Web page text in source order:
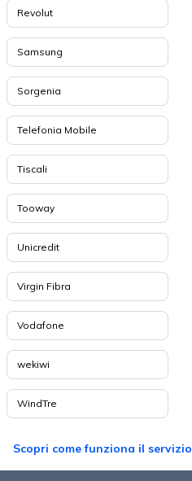
Revolut
Samsung
Sorgenia
Telefonia Mobile
Tiscali
Tooway
Unicredit
Virgin Fibra
Vodafone
wekiwi
WindTre
Scopri come funziona il servizio